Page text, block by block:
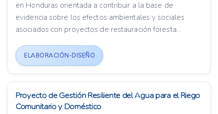
en Honduras orientada a contribuir a la base de
evidencia sobre los efectos ambientales y sociales
asociados con proyectos de restauración foresta...
ELABORACIÓN-DISEÑO
Proyecto de Gestión Resiliente del Agua para el Riego
Comunitario y Doméstico